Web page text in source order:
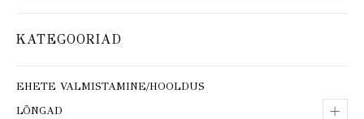
KATEGOORIAD
EHETE VALMISTAMINE/HOOLDUS
+
LÕNGAD